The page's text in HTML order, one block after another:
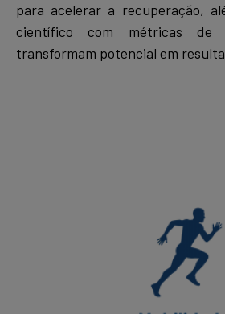
para acelerar a recuperação,
científico com métricas de
transformam potencial em